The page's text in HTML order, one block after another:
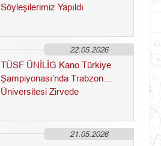
Söyleşilerimiz Yapıldı
22.05.2026
TÜSF ÜNİLİG Kano Türkiye
Şampiyonası’nda Trabzon
Üniversitesi Zirvede
21.05.2026